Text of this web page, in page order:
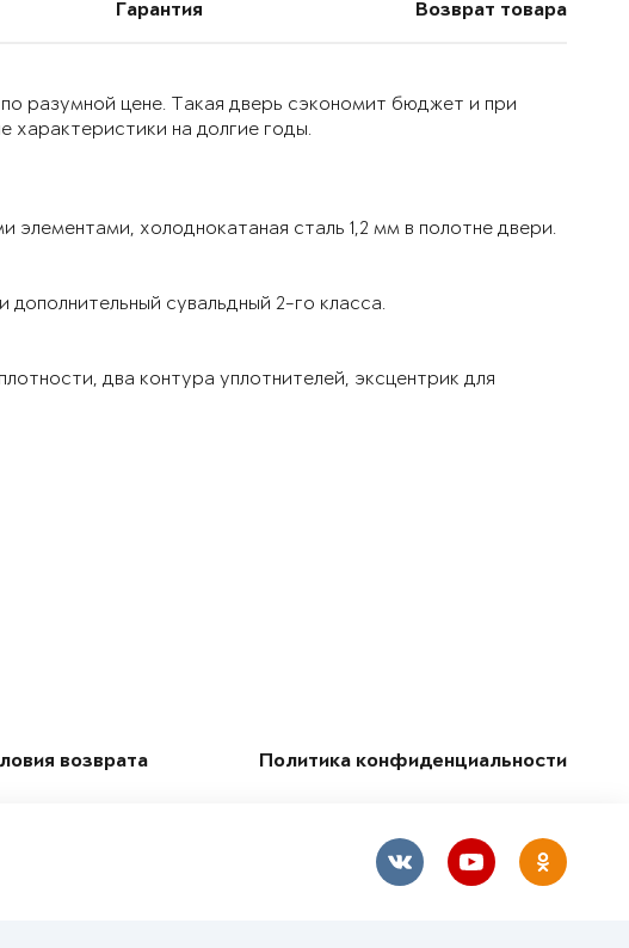
Гарантия Возврат товара
разумной цене. Такая дверь сэкономит бюджет и при
характеристики на долгие годы.
холоднокатаная сталь 1,2 мм в полотне двери.
сувальдный 2-го класса.
два контура уплотнителей, эксцентрик для
возврата Политика конфиденциальности